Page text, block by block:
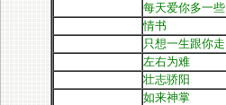
每天爱你多一些
情书
只想一生跟你走
左右为难
壮志骄阳
如来神掌